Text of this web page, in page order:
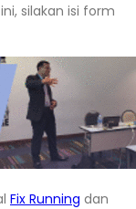
silakan isi form
Fix Running dan